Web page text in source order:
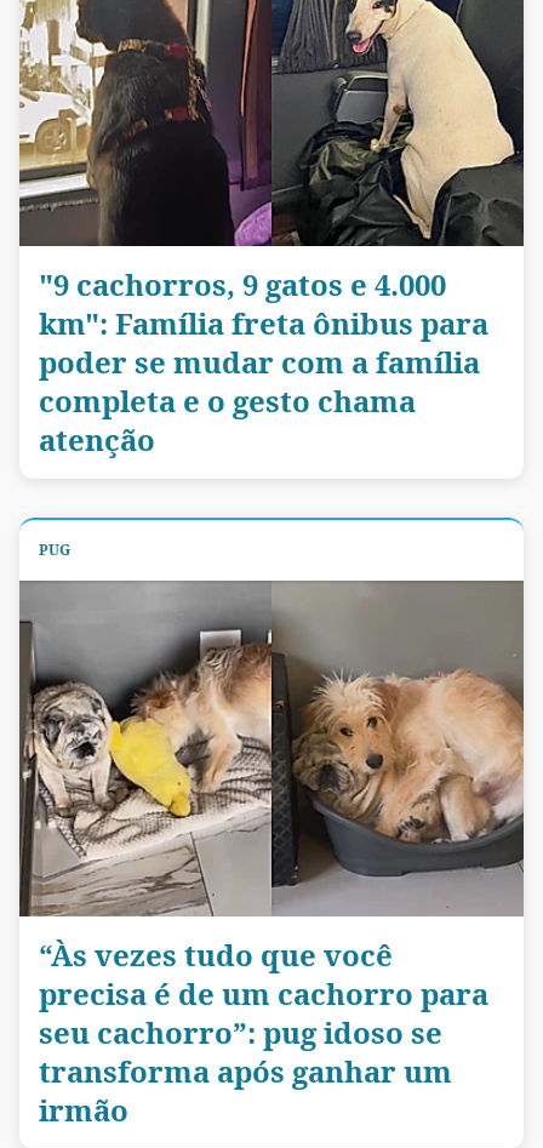
"9 cachorros, 9 gatos e 4.000
km": Família freta ônibus para
poder se mudar com a família
completa e o gesto chama
atenção
PUG
“Às vezes tudo que você
precisa é de um cachorro para
seu cachorro”: pug idoso se
transforma após ganhar um
irmão